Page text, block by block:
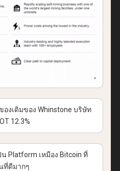
งเดิมของ Whinstone บริษัท
12.3%
น Platform เหมือง Bitcoin ที่
ที่ดีมากๆ